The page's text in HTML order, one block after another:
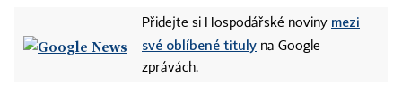
Přidejte si Hospodářské noviny mezi
své oblíbené tituly na Google
zprávách.